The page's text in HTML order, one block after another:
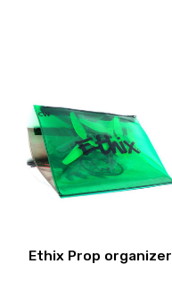
Ethix Prop organizer